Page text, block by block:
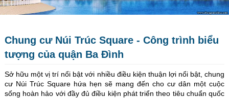
Chung cư Núi Trúc Square - Công trình biểu
tượng của quận Ba Đình
Sở hữu một vị trí nổi bật với nhiều điều kiện thuận lợi nổi bật, chung
cư Núi Trúc Square hứa hẹn sẽ mang đến cho cư dân một cuộc
sống hoàn hảo với đầy đủ điều kiện phát triển theo tiêu chuẩn quốc